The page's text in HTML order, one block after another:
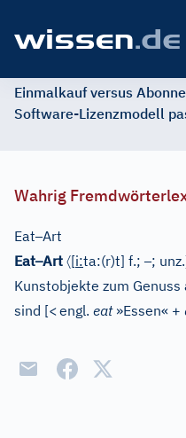
Einmalkauf versus
Software-Lizenzmodell
Wahrig
Eat–Art
Eat–Art 〈[i:ta:(r)t] f.;–; unz.
Kunstobjekte zum
sind [<engl. eat»Essen« +